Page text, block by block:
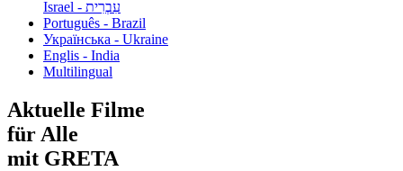
עִבְרִית - Israel
Português - Brazil
Українська - Ukraine
Englis - India
Multilingual
Aktuelle Filme
für Alle
mit GRETA